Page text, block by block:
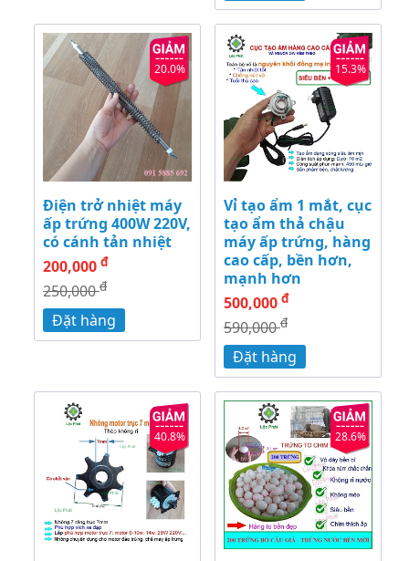
20.0%
Điện trở nhiệt máy
ấp trứng 400W 220V,
có cánh tản nhiệt
200,000 đ
250,000đ
Đặt hàng
15.3%
Vỉ tạo ẩm 1 mắt, cục
tạo ẩm thả chậu
máy ấp trứng, hàng
cao cấp, bền hơn,
mạnh hơn
500,000 đ
590,000đ
Đặt hàng
40.8% 28.6%